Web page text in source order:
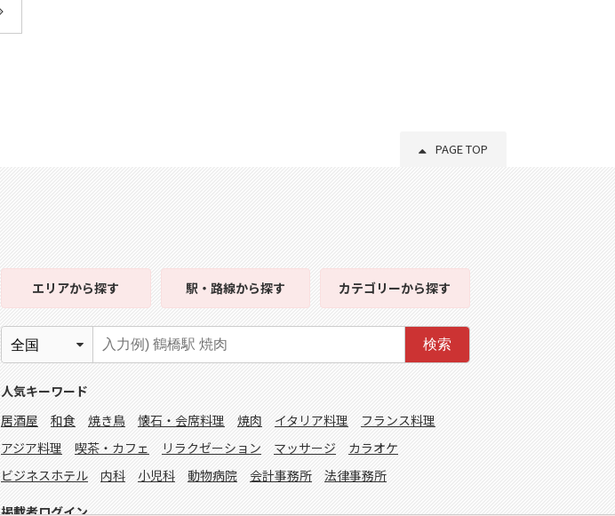
PAGE TOP
エリアから探す 駅・路線から探す カテゴリーから探す
検索
人気キーワード
居酒屋
和食 焼き鳥 懐石・会席料理 焼肉 イタリア料理
フランス料理
アジア料理
喫茶・カフェ リラクゼーション マッサージ
カラオケ
ビジネスホテル
内科 小児科 動物病院 会計事務所 法律事務所
掲載者ログイン